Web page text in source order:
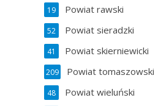
Powiat rawski
19
Powiat sieradzki
52
Powiat skierniewicki
41
Powiat tomaszowski
209
Powiat wieluński
48